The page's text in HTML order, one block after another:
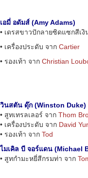
เอมี่ อดัมส์ (Amy Adams)
• เดรสขาวปักลายซิดแซกสีเงิ
• เครื่องประดับ จาก Cartier
• รองเท้า จาก Christian
วินสตัน ดุ๊ก (Winston Duke)
• สูทเทรลเลอร์ จาก Thom
• เครื่องประดับ จาก David
• รองเท้า จาก Tod
ไมเคิล บี จอร์แดน (Michael
• สูทกำมะหยี่สีกรมท่า จาก